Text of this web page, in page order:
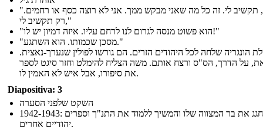
"יהודים, תקשיב לי. זה כל מה שאני מבקש ממך. אני לא רוצה כסף או רחמים.
רק תקשיב לי,"
"הוא פשוט מנסה לגרום לנו לרחם עליו. איזה דמיון יש לו!"
"מסכן שכמותו. הוא השתגע."
הונגריה שלחה לכל היהודים הזרים. הם גורשו לפולין שנערך-נאצית.
על הדרך, הס"ס ורצח אותם. משה הצליח להימלט וחזר סיגט לספר
את סיפורו, אבל איש לא האמין לו.
Diapositiva: 3
השקט שלפני הסערה
1942-1943: אלי חגג את בר המצווה שלו והמשיך ללמוד את התנ"ך וספרים
יהודיים אחרים.